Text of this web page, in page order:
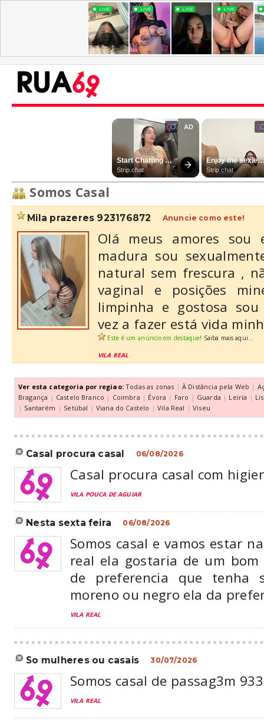
Somos Casal
mila prazeres 923176872 Anuncie como este!
Olá meus amores sou
madura sou
natural sem frescura ,
vaginal e posições
limpinha e gostosa
vez a fazer está vida
Este é um anúncio em destaque! Saiba mais aqui...
VILA REAL
Ver esta categoria por regiao: Todas as zonas | À Distância pela Web |
Bragança | Castelo Branco | Coimbra | Évora | Faro | Guarda | Leiria |
| Santarém | Setúbal | Viana do Castelo | Vila Real | Viseu
casal procura casal 06/08/2026
Casal procura casal com
VILA POUCA DE AGUIAR
nesta sexta feira 06/08/2026
Somos casal e vamos estar
real ela gostaria de um
de preferencia que
moreno ou negro ela da
VILA REAL
so mulheres ou casais 30/07/2026
Somos casal de passag3m
VILA REAL